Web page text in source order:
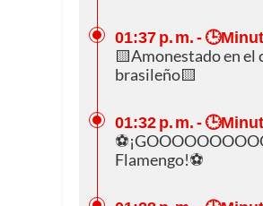
01:37 p. m.-
🟨Amonestado en el
brasileño🟨
01:32 p. m.-
Flamengo!⚽